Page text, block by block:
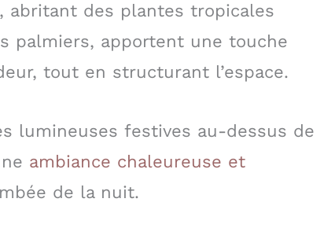
abritant des plantes tropicales
palmiers, apportent une touche
tout en structurant l’espace.
lumineuses festives au-dessus de
ambiance chaleureuse et
de la nuit.